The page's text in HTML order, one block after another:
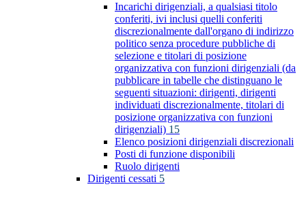
Incarichi dirigenziali, a qualsiasi titolo
conferiti, ivi inclusi quelli conferiti
discrezionalmente dall'organo di indirizzo
politico senza procedure pubbliche di
selezione e titolari di posizione
organizzativa con funzioni dirigenziali (da
pubblicare in tabelle che distinguano le
seguenti situazioni: dirigenti, dirigenti
individuati discrezionalmente, titolari di
posizione organizzativa con funzioni
dirigenziali) 15
Elenco posizioni dirigenziali discrezionali
Posti di funzione disponibili
Ruolo dirigenti
Dirigenti cessati 5